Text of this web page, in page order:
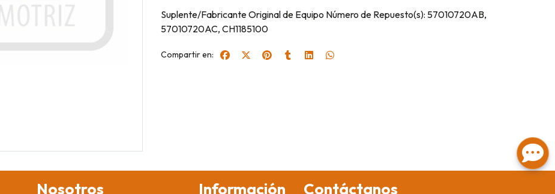
Suplente/Fabricante Original de Equipo Número de Repuesto(s): 57010720AB,
57010720AC, CH1185100
Compartir en:
Nosotros Información Contáctanos